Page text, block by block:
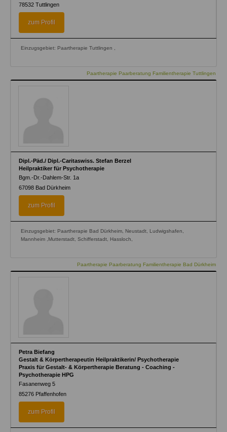
78532 Tuttlingen
zum Profil
Einzugsgebiet: Paartherapie Tuttlingen ,
Paartherapie Paarberatung Familientherapie Tuttlingen
Dipl.-Päd./ Dipl.-Caritaswiss. Stefan Berzel
Heilpraktiker für Psychotherapie
Bgm.-Dr.-Dahlem-Str. 1a
67098 Bad Dürkheim
zum Profil
Einzugsgebiet: Paartherapie Bad Dürkheim, Neustadt, Ludwigshafen,
Mannheim ,Mutterstadt, Schifferstadt, Hassloch,
Paartherapie Paarberatung Familientherapie Bad Dürkheim
Petra Biefang
Gestalt & Körpertherapeutin Heilpraktikerin/ Psychotherapie
Praxis für Gestalt- & Körpertherapie Beratung - Coaching -
Psychotherapie HPG
Fasanenweg 5
85276 Pfaffenhofen
zum Profil